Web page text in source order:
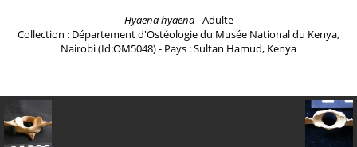
Hyaena hyaena- Adulte
Collection : Département d'Ostéologie du Musée National du Kenya,
Nairobi (Id:OM5048) - Pays : Sultan Hamud, Kenya